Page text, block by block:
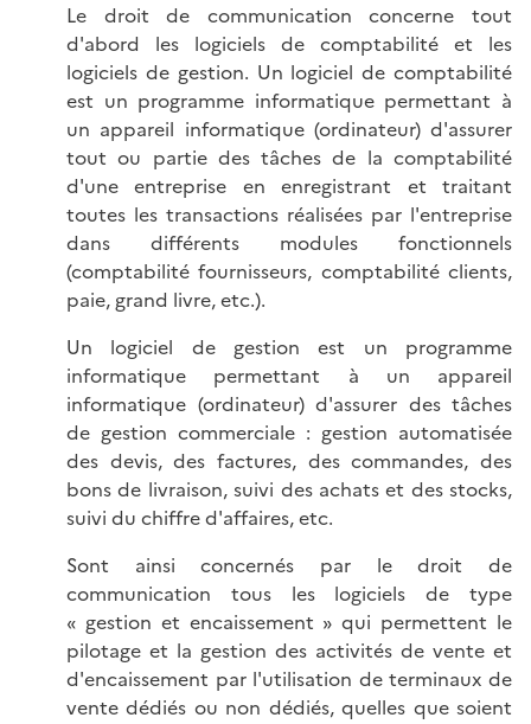
Le droit de communication concerne tout
d'abord les logiciels de comptabilité et les
logiciels de gestion. Un logiciel de comptabilité
est un programme informatique permettant à
un appareil informatique (ordinateur) d'assurer
tout ou partie des tâches de la comptabilité
d'une entreprise en enregistrant et traitant
toutes les transactions réalisées par l'entreprise
dans différents modules fonctionnels
(comptabilité fournisseurs, comptabilité clients,
paie, grand livre, etc.).
Un logiciel de gestion est un programme
informatique permettant à un appareil
informatique (ordinateur) d'assurer des tâches
de gestion commerciale : gestion automatisée
des devis, des factures, des commandes, des
bons de livraison, suivi des achats et des stocks,
suivi du chiffre d'affaires, etc.
Sont ainsi concernés par le droit de
communication tous les logiciels de type
« gestion et encaissement » qui permettent le
pilotage et la gestion des activités de vente et
d'encaissement par l'utilisation de terminaux de
vente dédiés ou non dédiés, quelles que soient